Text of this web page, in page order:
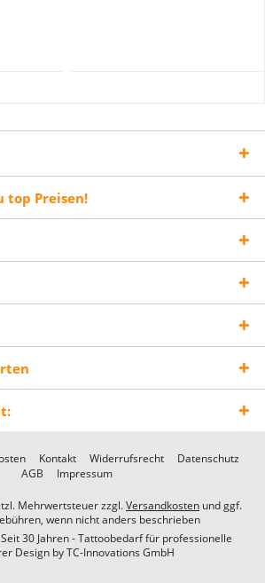
top Preisen!
Kontakt Widerrufsrecht
Datenschutz
AGB
Impressum
Mehrwertsteuer zzgl.Versandkosten und ggf.
wenn nicht anders beschrieben
30 Jahren - Tattoobedarf für professionelle
Design byTC-Innovations GmbH